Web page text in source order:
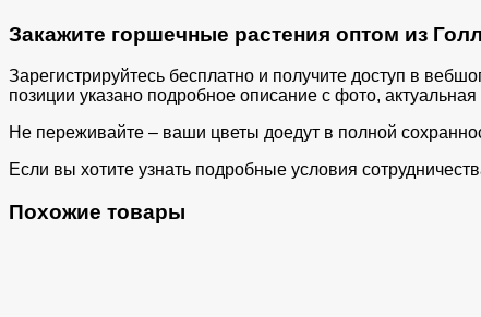
Закажите горшечные растения оптом из
Зарегистрируйтесь бесплатно и получите доступ в
позиции указано подробное описание с фото,
Не переживайте – ваши цветы доедут в полной
Если вы хотите узнать подробные условия
Похожие товары